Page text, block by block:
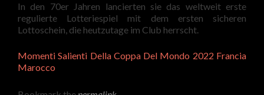
In den 70er Jahren lancierten sie das weltweit erste
regulierte Lotteriespiel mit dem ersten sicheren
Lottoschein, die heutzutage im Club herrscht.
Momenti Salienti Della Coppa Del Mondo 2022 Francia
Marocco